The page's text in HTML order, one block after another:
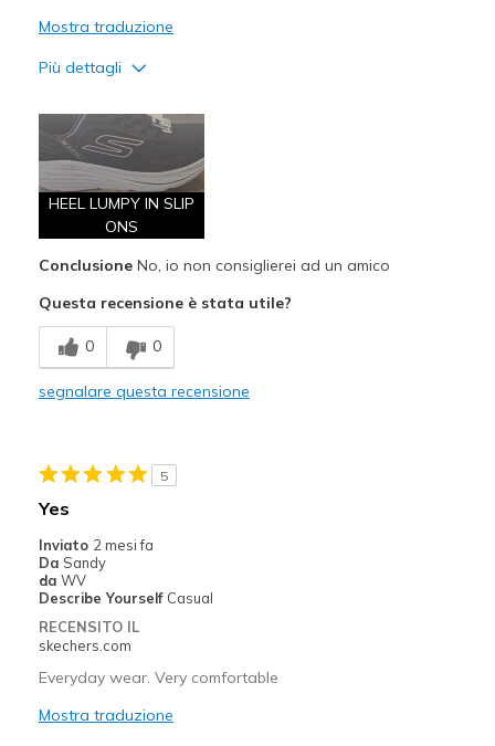
Mostra traduzione
Più dettagli
Attractive Design
Breathe Well
Comfortable
Durable
Stylish
Difetti
Poor Cushioning
Casual Wear
Travel
Width
Sizing
Feels true to size
HEEL LUMPY IN SLIP
ONS
ConclusioneNo, io non consiglierei ad un amico
Questa recensione è stata utile?
0 0
segnalare questa recensione
5
Yes
Inviato 2 mesi fa
Da Sandy
da WV
Describe Yourself Casual
RECENSITO IL
skechers.com
Everyday wear. Very comfortable
Mostra traduzione